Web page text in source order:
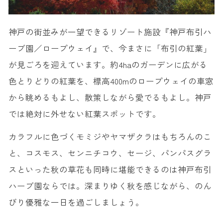
神戸の街並みが一望できるリゾート施設『神戸布引ハ
ーブ園／ロープウェイ』で、今まさに「布引の紅葉」
が見ごろを迎えています。約4haのガーデンに広がる
色とりどりの紅葉を、標高400mのロープウェイの車窓
から眺めるもよし、散策しながら愛でるもよし。神戸
では絶対に外せない紅葉スポットです。
カラフルに色づくモミジやヤマザクラはもちろんのこ
と、コスモス、センニチコウ、セージ、パンパスグラ
スといった秋の草花も同時に堪能できるのは神戸布引
ハーブ園ならでは。深まりゆく秋を感じながら、のん
びり優雅な一日を過ごしましょう。